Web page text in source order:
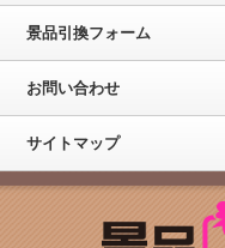
景品引換フォーム
お問い合わせ
サイトマップ